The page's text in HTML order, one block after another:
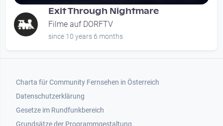
Exit Through Nightmare
Filme auf DORFTV
since 10 years 6 months
Footer 1
Charta für Community Fernsehen in Österreich
Datenschutzerklärung
Gesetze im Rundfunkbereich